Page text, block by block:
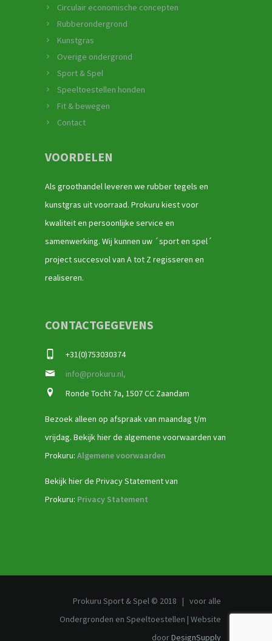
Circulair economische concepten
Rubberondergrond
Kunstgras
Overige ondergrond
Sport & Spel
Speeltoestellen honden
Fit & bewegen
Contact
VOORDELEN
Als groothandel leveren we rubber tegels en
kunstgras uit voorraad. Prokuru kiest voor
kwaliteit en persoonlijke service en
samenwerking. Wij kunnen uw ´sport en spel´
project succesvol van A tot Z regisseren en
realiseren.
CONTACTGEGEVENS
+31(0)753030374
info@prokuru.nl,
Ronde Tocht 7a, 1507 CC Zaandam
Bezoek alleen op afspraak van maandag t/m
vrijdag. Bekijk hier de algemene voorwaarden van
Prokuru: Algemene voorwaarden
Bekijk hier de Privacy Statement van
Prokuru: Privacy Statement
Prokuru Sport & Spel © 2018 | voor alle
Ondergronden en Speeltoestellen | Website
doorDesignSupply